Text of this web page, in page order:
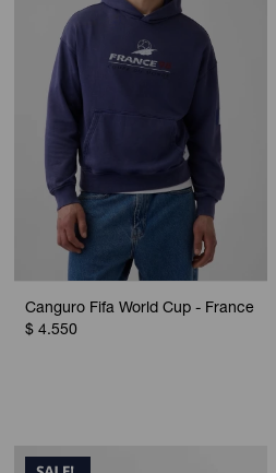
Canguro Fifa World Cup - France
$ 4.550